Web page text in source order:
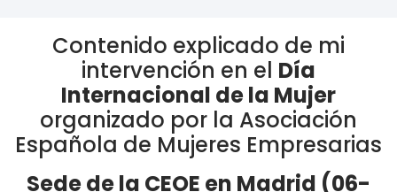
Contenido explicado de mi
intervención en el Día
Internacional de la Mujer
organizado por la Asociación
Española de Mujeres Empresarias
Sede de la CEOE en Madrid (06-